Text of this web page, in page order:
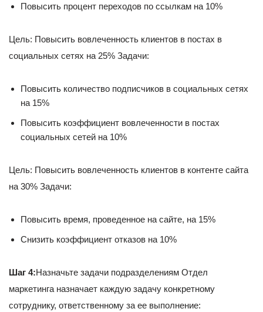
Повысить процент переходов по ссылкам на 10%
Цель: Повысить вовлеченность клиентов в постах в
социальных сетях на 25% Задачи:
Повысить количество подписчиков в социальных сетях
на 15%
Повысить коэффициент вовлеченности в постах
социальных сетей на 10%
Цель: Повысить вовлеченность клиентов в контенте сайта
на 30% Задачи:
Повысить время, проведенное на сайте, на 15%
Снизить коэффициент отказов на 10%
Шаг 4:Назначьте задачи подразделениям Отдел
маркетинга назначает каждую задачу конкретному
сотруднику, ответственному за ее выполнение: